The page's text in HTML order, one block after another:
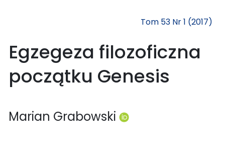
Tom 53 Nr 1 (2017)
Egzegeza filozoficzna
początku Genesis
Marian Grabowski